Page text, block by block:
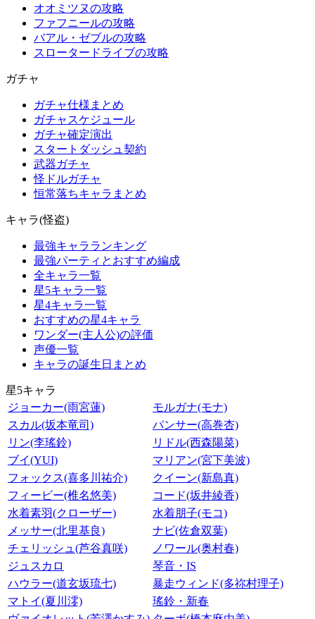
オオミツヌの攻略
ファフニールの攻略
バアル・ゼブルの攻略
スロータードライブの攻略
ガチャ
ガチャ仕様まとめ
ガチャスケジュール
ガチャ確定演出
スタートダッシュ契約
武器ガチャ
怪ドルガチャ
恒常落ちキャラまとめ
キャラ(怪盗)
最強キャラランキング
最強パーティとおすすめ編成
全キャラ一覧
星5キャラ一覧
星4キャラ一覧
おすすめの星4キャラ
ワンダー(主人公)の評価
声優一覧
キャラの誕生日まとめ
星5キャラ
ジョーカー(雨宮蓮)
モルガナ(モナ)
スカル(坂本竜司)
パンサー(高巻杏)
リン(李瑤鈴)
リドル(西森陽菜)
ブイ(YUI)
マリアン(宮下美波)
フォックス(喜多川祐介)
クイーン(新島真)
フィービー(椎名悠美)
コード(坂井綾香)
水着素羽(クローザー)
水着朋子(モコ)
メッサー(北里基良)
ナビ(佐倉双葉)
チェリッシュ(芦谷真咲)
ノワール(奥村春)
ジュスカロ
琴音・IS
ハウラー(道玄坂琉七)
暴走ウィンド(多祢村理子)
マトイ(夏川澪)
瑤鈴・新春